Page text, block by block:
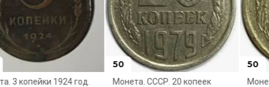
Монета. СССР. 20 копеек
50
Монета. СССР. 10 копеек